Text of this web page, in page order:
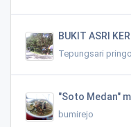
BUKIT ASRI
Tepungsari
"Soto Medan"
bumirejo